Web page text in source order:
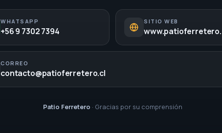
WHATSAPP
+56 9 7302 7394
SITIO WEB
CORREO
contacto@patioferretero.cl
Patio Ferretero · Gracias por su comprensión